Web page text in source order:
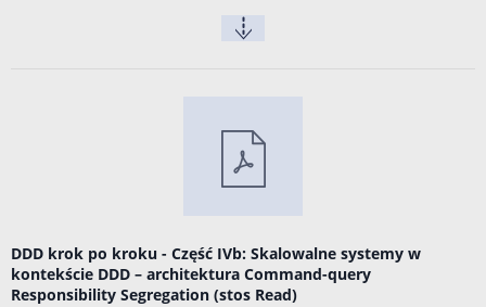
DDD krok po kroku - Część IVb: Skalowalne systemy w
kontekście DDD – architektura Command-query
Responsibility Segregation (stos Read)